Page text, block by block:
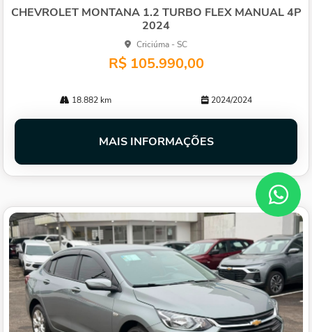
CHEVROLET MONTANA 1.2 TURBO FLEX MANUAL 4P
2024
Criciúma - SC
R$ 105.990,00
18.882 km 2024/2024
MAIS INFORMAÇÕES